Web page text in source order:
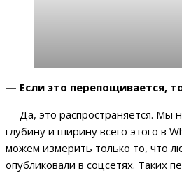
— Если это перепощивается,
— Да, это распространяется. Мы
глубину и ширину всего этого в
можем измерить только то, что
опубликовали в соцсетях. Таких